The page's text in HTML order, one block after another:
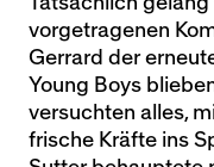
vorgetragenen
Gerrard der
Young Boys
versuchten alles,
frische Kräfte ins